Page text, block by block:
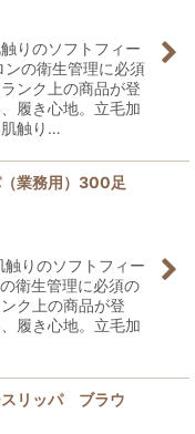
りのソフトフィー
の衛生管理に必須
ンク上の商品が登
履き心地。立毛加
肌触り…
業務用）300足
りのソフトフィー
衛生管理に必須の
ク上の商品が登
履き心地。立毛加
スリッパ ブラウ